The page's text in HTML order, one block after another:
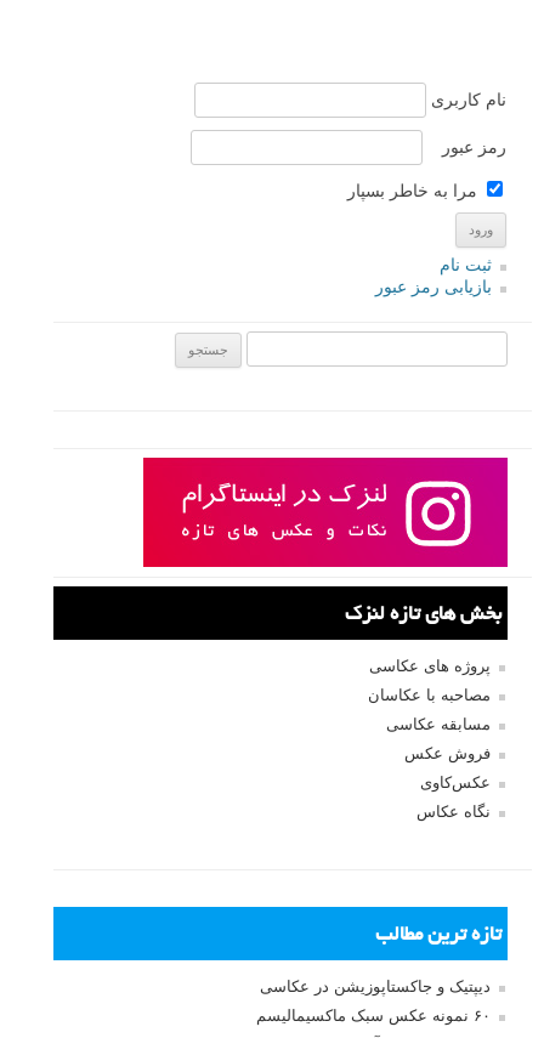
نام کاربری
رمز عبور
مرا به خاطر بسپار
ثبت نام
بازیابی رمز عبور
بخش های تازه لنزک
پروژه های عکاسی
مصاحبه با عکاسان
مسابقه عکاسی
فروش عکس
عکس‌کاوی
نگاه عکاس
تازه ترین مطالب
دیپتیک و جاکستا‌پوزیشن در عکاسی
۶۰ نمونه عکس سبک ماکسیمالیسم